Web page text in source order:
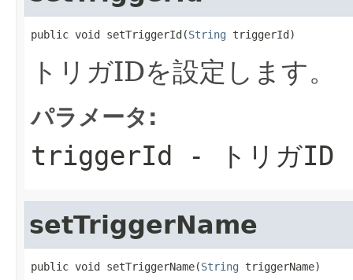
public void setTriggerId(String triggerId)
トリガIDを設定します。
パラメータ:
triggerId - トリガID
setTriggerName
public void setTriggerName(String triggerName)